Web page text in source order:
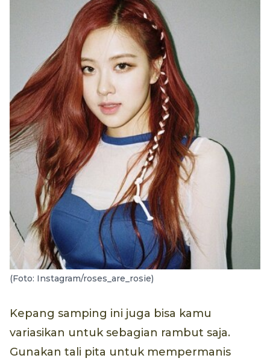
(Foto: Instagram/roses_are_rosie)
Kepang samping ini juga bisa kamu
variasikan untuk sebagian rambut saja.
Gunakan tali pita untuk mempermanis